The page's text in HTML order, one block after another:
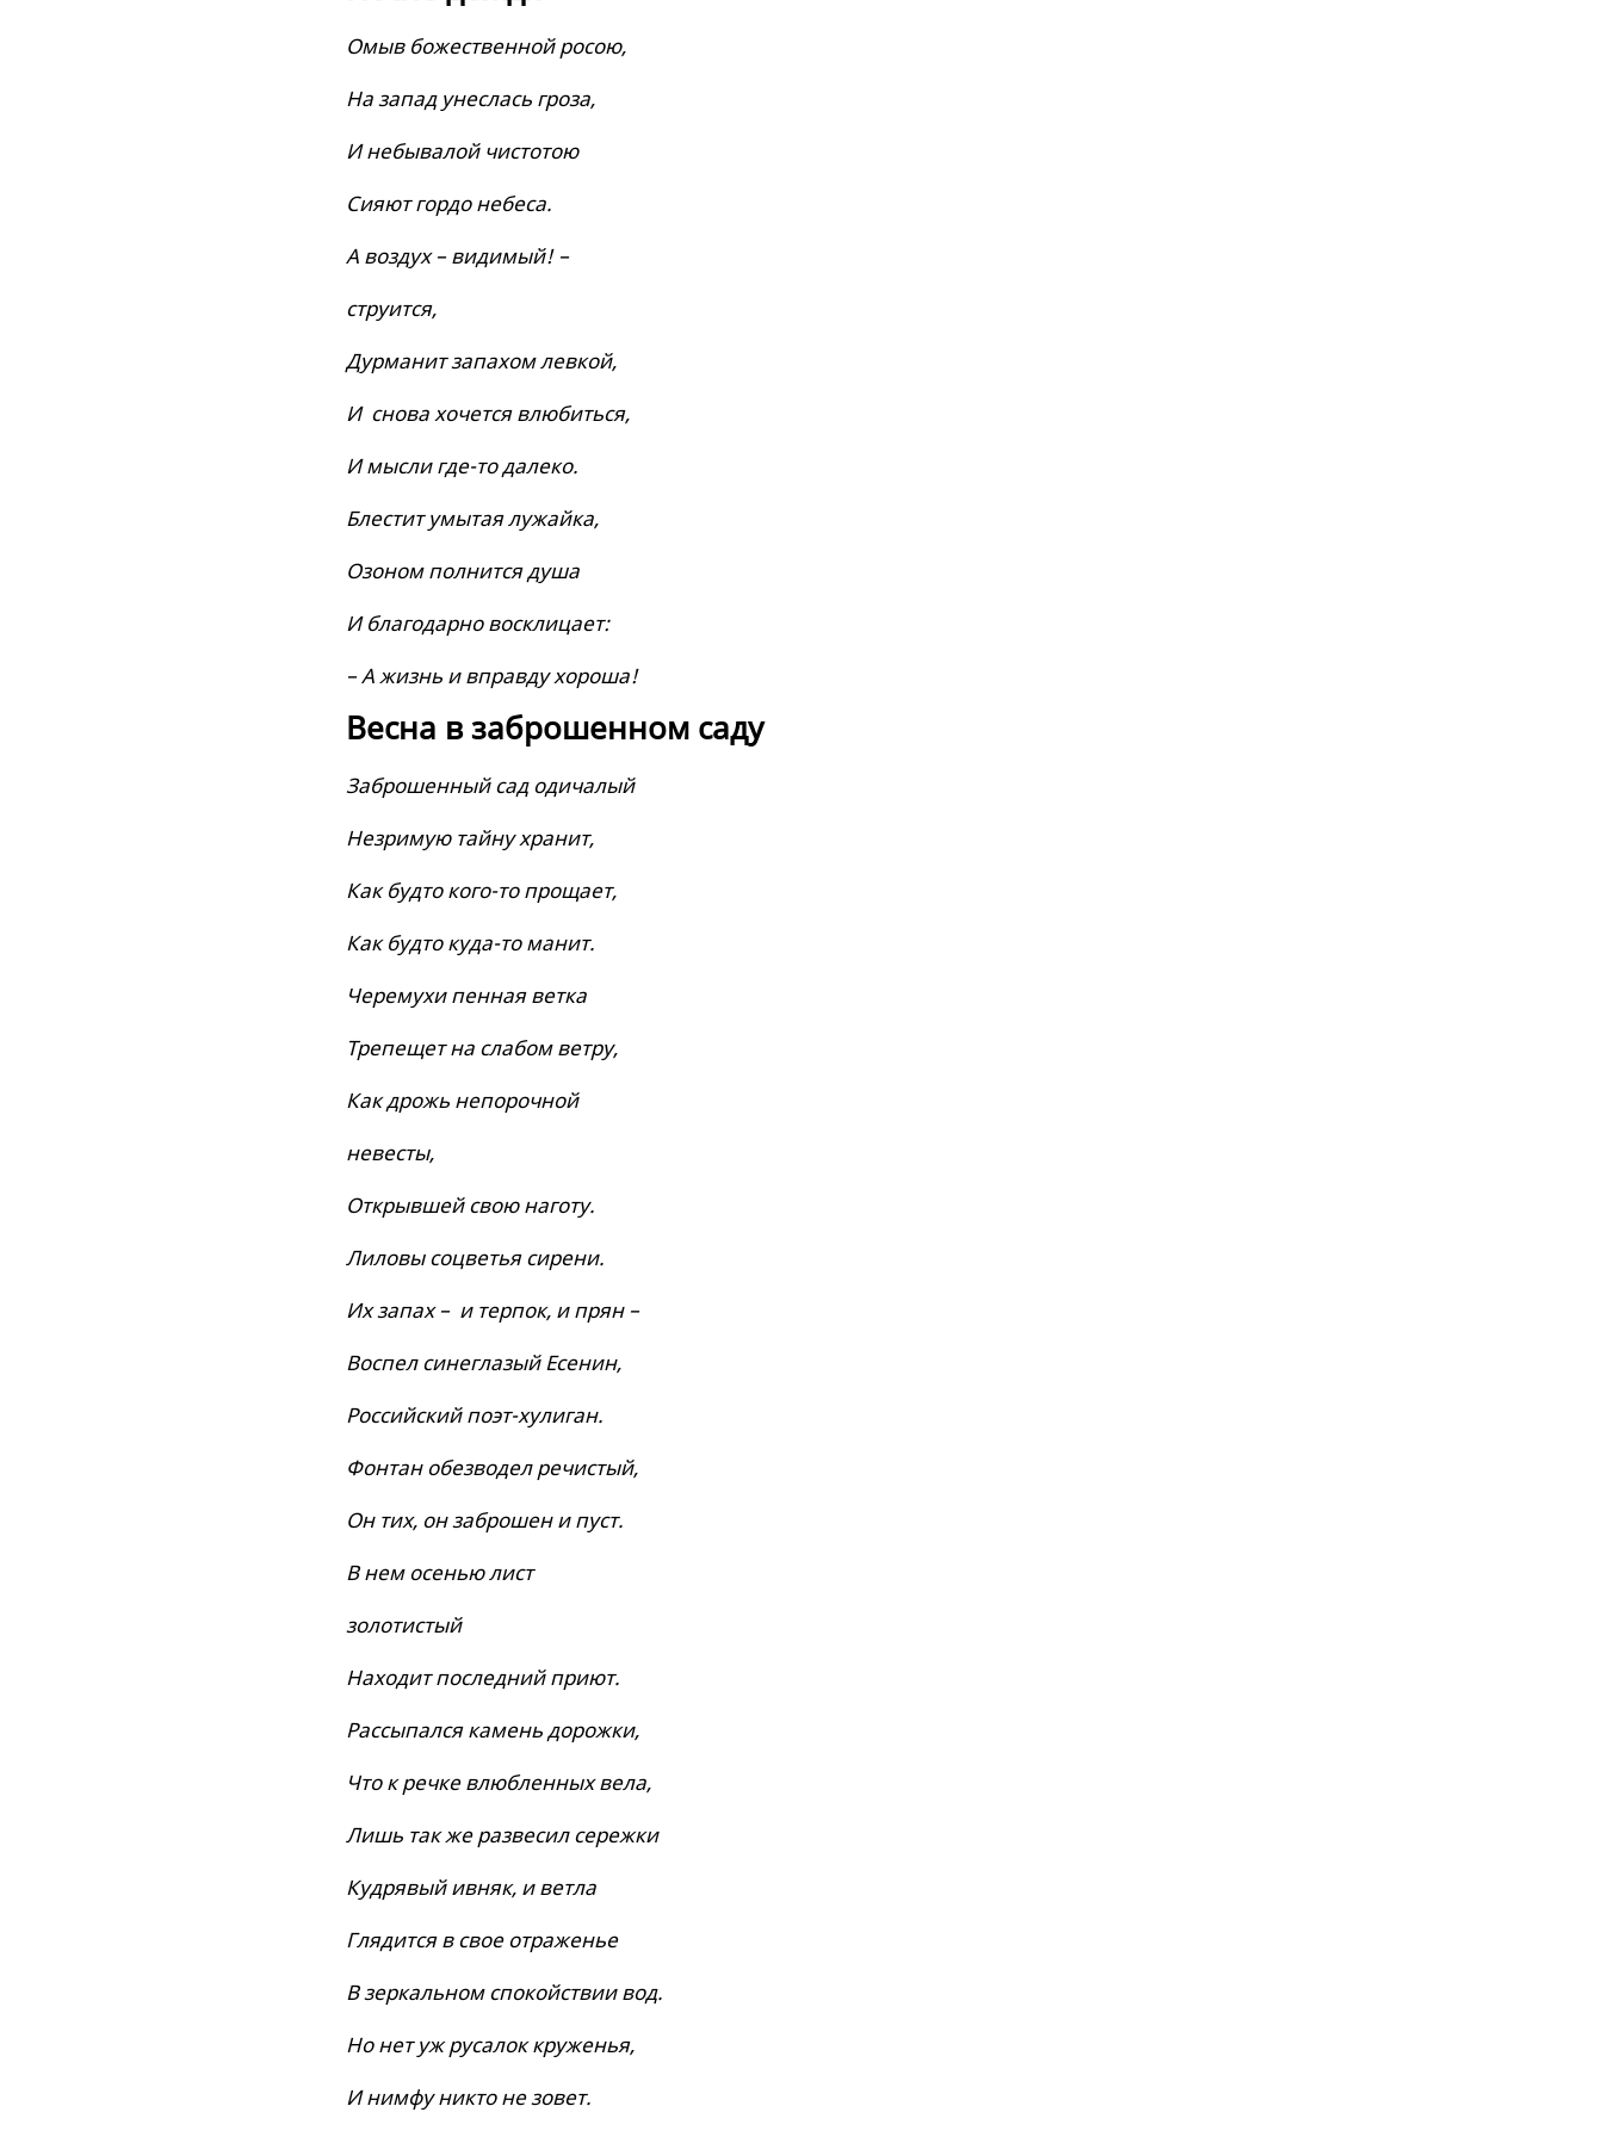
Омыв божественной росою,
На запад унеслась гроза,
И небывалой чистотою
Сияют гордо небеса.
А воздух – видимый! –
струится,
Дурманит запахом левкой,
И снова хочется влюбиться,
И мысли где-то далеко.
Блестит умытая лужайка,
Озоном полнится душа
И благодарно восклицает:
– А жизнь и вправду хороша!
Весна в заброшенном саду
Заброшенный сад одичалый
Незримую тайну хранит,
Как будто кого-то прощает,
Как будто куда-то манит.
Черемухи пенная ветка
Трепещет на слабом ветру,
Как дрожь непорочной
невесты,
Открывшей свою наготу.
Лиловы соцветья сирени.
Их запах – и терпок, и прян –
Воспел синеглазый Есенин,
Российский поэт-хулиган.
Фонтан обезводел речистый,
Он тих, он заброшен и пуст.
В нем осенью лист
золотистый
Находит последний приют.
Рассыпался камень дорожки,
Что к речке влюбленных вела,
Лишь так же развесил сережки
Кудрявый ивняк, и ветла
Глядится в свое отраженье
В зеркальном спокойствии вод.
Но нет уж русалок круженья,
И нимфу никто не зовет.